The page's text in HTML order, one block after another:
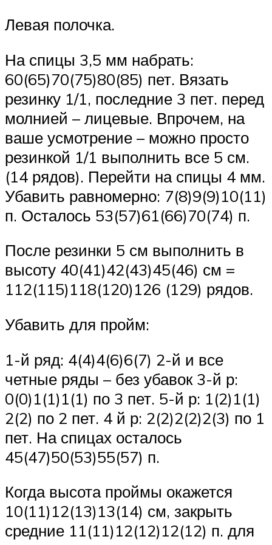
Левая полочка.
На спицы 3,5 мм набрать:
60(65)70(75)80(85) пет. Вязать
резинку 1/1, последние 3 пет. перед
молнией – лицевые. Впрочем, на
ваше усмотрение – можно просто
резинкой 1/1 выполнить все 5 см.
(14 рядов). Перейти на спицы 4 мм.
Убавить равномерно: 7(8)9(9)10(11)
п. Осталось 53(57)61(66)70(74) п.
После резинки 5 см выполнить в
высоту 40(41)42(43)45(46) см =
112(115)118(120)126 (129) рядов.
Убавить для пройм:
1-й ряд: 4(4)4(6)6(7) 2-й и все
четные ряды – без убавок 3-й р:
0(0)1(1)1(1) по 3 пет. 5-й р: 1(2)1(1)
2(2) по 2 пет. 4 й р: 2(2)2(2)2(3) по 1
пет. На спицах осталось
45(47)50(53)55(57) п.
Когда высота проймы окажется
10(11)12(13)13(14) см, закрыть
средние 11(11)12(12)12(12) п. для